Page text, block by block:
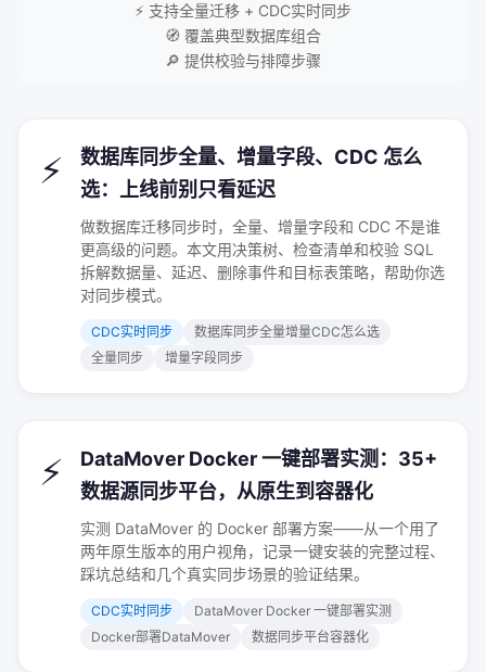
⚡ 支持全量迁移 + CDC实时同步
🧭 覆盖典型数据库组合
🔎 提供校验与排障步骤
⚡
数据库同步全量、增量字段、CDC 怎么
选：上线前别只看延迟
做数据库迁移同步时，全量、增量字段和 CDC 不是谁
更高级的问题。本文用决策树、检查清单和校验 SQL
拆解数据量、延迟、删除事件和目标表策略，帮助你选
对同步模式。
CDC实时同步
数据库同步全量增量CDC怎么选
全量同步
增量字段同步
⚡
DataMover Docker 一键部署实测：35+
数据源同步平台，从原生到容器化
实测 DataMover 的 Docker 部署方案——从一个用了
两年原生版本的用户视角，记录一键安装的完整过程、
踩坑总结和几个真实同步场景的验证结果。
CDC实时同步
DataMover Docker 一键部署实测
Docker部署DataMover
数据同步平台容器化